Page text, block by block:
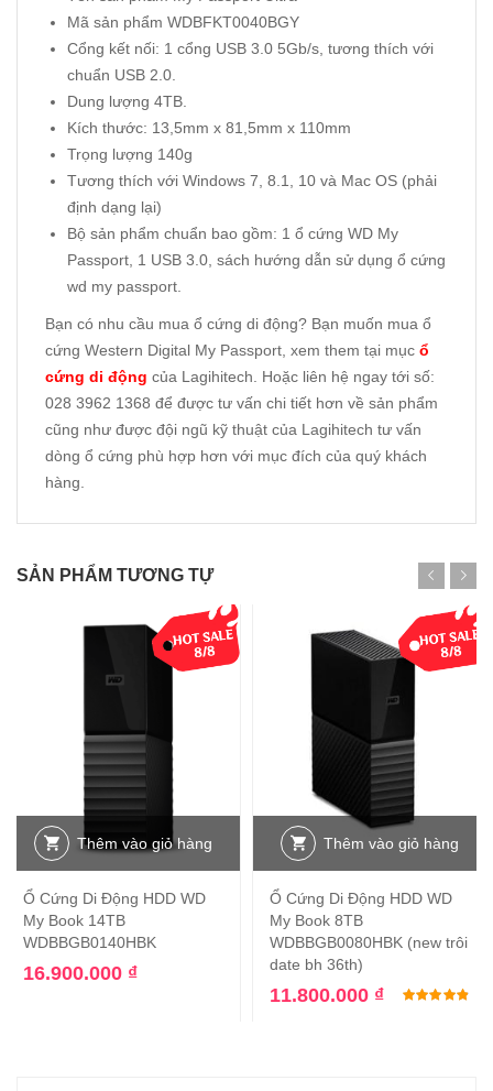
Mã sản phẩm WDBFKT0040BGY
Cổng kết nối: 1 cổng USB 3.0 5Gb/s, tương thích với
chuẩn USB 2.0.
Dung lượng 4TB.
Kích thước: 13,5mm x 81,5mm x 110mm
Trọng lượng 140g
Tương thích với Windows 7, 8.1, 10 và Mac OS (phải
định dạng lại)
Bộ sản phẩm chuẩn bao gồm: 1 ổ cứng WD My
Passport, 1 USB 3.0, sách hướng dẫn sử dụng ổ cứng
wd my passport.
Bạn có nhu cầu mua ổ cứng di động? Bạn muốn mua ổ
cứng Western Digital My Passport, xem them tại mục ổ
cứng di động của Lagihitech. Hoặc liên hệ ngay tới số:
028 3962 1368 để được tư vấn chi tiết hơn về sản phẩm
cũng như được đội ngũ kỹ thuật của Lagihitech tư vấn
dòng ổ cứng phù hợp hơn với mục đích của quý khách
hàng.
SẢN PHẨM TƯƠNG TỰ
Thêm vào giỏ hàng
Ổ Cứng Di Động HDD WD
My Book 14TB
WDBBGB0140HBK
16.900.000 ₫
Thêm vào giỏ hàng
Ổ Cứng Di Động HDD WD
My Book 8TB
WDBBGB0080HBK (new trôi
date bh 36th)
11.800.000 ₫